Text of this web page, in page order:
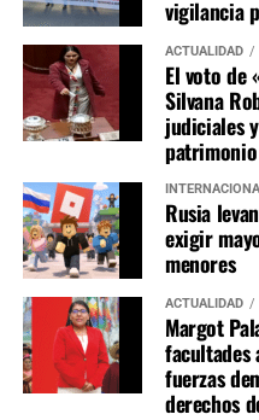
Estas designaciones
negociación política, pues
estratégicas como
Fiscalización suelen
agenda legislativa.
La conformación de las
de poder dentro del primer
tras la reforma
parte como la primera
de una mayoría absoluta
con otras bancadas para
relevantes y asegurar la
legislativas durante el
vigilancia
ACTUALIDAD
El voto de
Silvana
judiciales
patrimonio
Rusia
exigir
menores
ACTUALIDAD
Margot
facultades
fuerzas
derechos